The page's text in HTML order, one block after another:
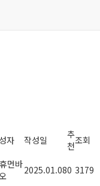
자 작성일
추
천조회
먼바2025.01.080 3179